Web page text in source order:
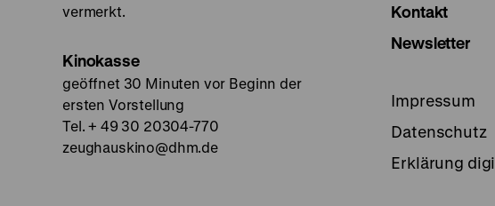
vermerkt.
Kinokasse
geöffnet 30 Minuten vor Beginn der
ersten Vorstellung
Tel. + 49 30 20304-770
zeughauskino@dhm.de
Kontakt
Newsletter
Impressum
Datenschutz
Erklärung